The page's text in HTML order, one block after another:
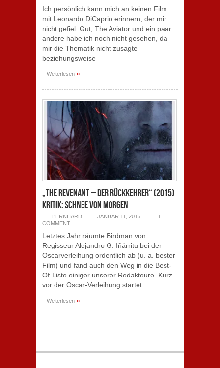
Ich persönlich kann mich an keinen Film
mit Leonardo DiCaprio erinnern, der mir
nicht gefiel. Gut, The Aviator und ein paar
andere habe ich noch nicht gesehen, da
mir die Thematik nicht zusagte
beziehungsweise
Weiterlesen »
„The Revenant – Der Rückkehrer“ (2015)
Kritik: Schnee von Morgen
BERNHARD JANUAR 11, 2016
1
COMMENT
Letztes Jahr räumte Birdman von
Regisseur Alejandro G. Iñárritu bei der
Oscarverleihung ordentlich ab (u. a. bester
Film) und fand auch den Weg in die Best-
Of-Liste einiger unserer Redakteure. Kurz
vor der Oscar-Verleihung startet
Weiterlesen »